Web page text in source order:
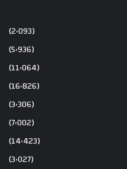
(2٬093)
(5٬936)
(11٬064)
(16٬826)
(3٬306)
(7٬002)
(14٬423)
(3٬027)